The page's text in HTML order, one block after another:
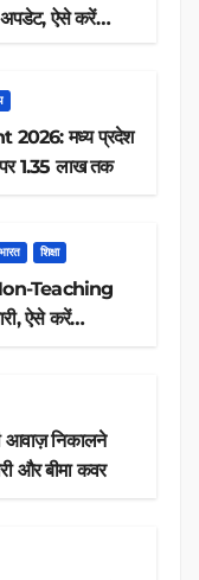
अपडेट, ऐसे करें
मध्य प्रदेश
1.35 लाख तक
भारत शिक्षा
Teaching
ऐसे करें
आवाज़ निकालने
सैलरी और बीमा कवर